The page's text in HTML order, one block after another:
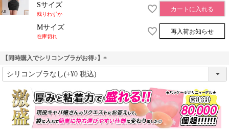
Sサイズ
残りわずか
カートに入れる
Mサイズ
在庫切れ
再入荷お知らせ
【同時購入でシリコンブラがお得♪】
(
)